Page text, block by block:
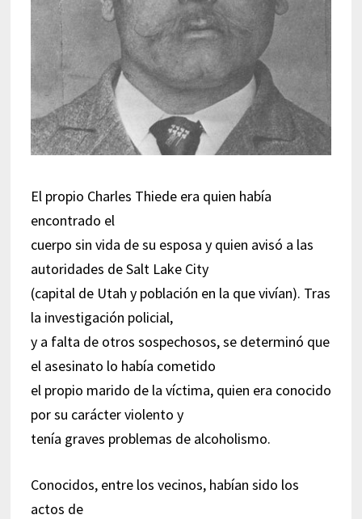
El propio Charles Thiede era quien había
encontrado el
cuerpo sin vida de su esposa y quien avisó a las
autoridades de Salt Lake City
(capital de Utah y población en la que vivían). Tras
la investigación policial,
y a falta de otros sospechosos, se determinó que
el asesinato lo había cometido
el propio marido de la víctima, quien era conocido
por su carácter violento y
tenía graves problemas de alcoholismo.
Conocidos, entre los vecinos, habían sido los
actos de